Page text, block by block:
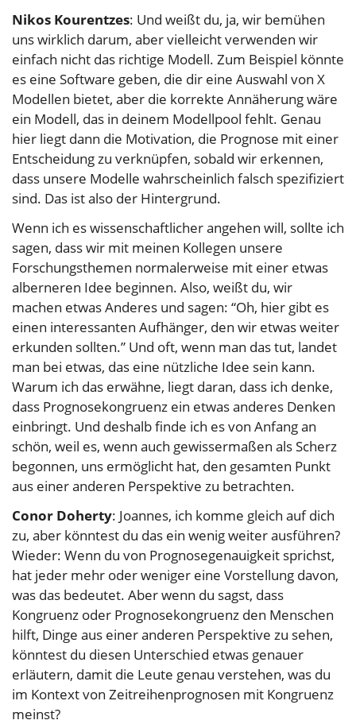
Nikos Kourentzes: Und weißt du, ja, wir bemühen
uns wirklich darum, aber vielleicht verwenden wir
einfach nicht das richtige Modell. Zum Beispiel könnte
es eine Software geben, die dir eine Auswahl von X
Modellen bietet, aber die korrekte Annäherung wäre
ein Modell, das in deinem Modellpool fehlt. Genau
hier liegt dann die Motivation, die Prognose mit einer
Entscheidung zu verknüpfen, sobald wir erkennen,
dass unsere Modelle wahrscheinlich falsch spezifiziert
sind. Das ist also der Hintergrund.
Wenn ich es wissenschaftlicher angehen will, sollte ich
sagen, dass wir mit meinen Kollegen unsere
Forschungsthemen normalerweise mit einer etwas
alberneren Idee beginnen. Also, weißt du, wir
machen etwas Anderes und sagen: “Oh, hier gibt es
einen interessanten Aufhänger, den wir etwas weiter
erkunden sollten.” Und oft, wenn man das tut, landet
man bei etwas, das eine nützliche Idee sein kann.
Warum ich das erwähne, liegt daran, dass ich denke,
dass Prognosekongruenz ein etwas anderes Denken
einbringt. Und deshalb finde ich es von Anfang an
schön, weil es, wenn auch gewissermaßen als Scherz
begonnen, uns ermöglicht hat, den gesamten Punkt
aus einer anderen Perspektive zu betrachten.
Conor Doherty: Joannes, ich komme gleich auf dich
zu, aber könntest du das ein wenig weiter ausführen?
Wieder: Wenn du von Prognosegenauigkeit sprichst,
hat jeder mehr oder weniger eine Vorstellung davon,
was das bedeutet. Aber wenn du sagst, dass
Kongruenz oder Prognosekongruenz den Menschen
hilft, Dinge aus einer anderen Perspektive zu sehen,
könntest du diesen Unterschied etwas genauer
erläutern, damit die Leute genau verstehen, was du
im Kontext von Zeitreihenprognosen mit Kongruenz
meinst?